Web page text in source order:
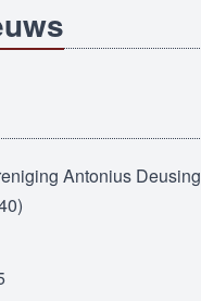
Antonius Deusing